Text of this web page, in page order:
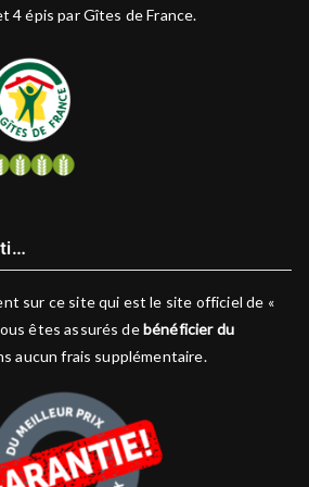
4 épis par Gîtes de France.
sur ce site qui est le site officiel de «
êtes assurés debénéficier du
aucun frais supplémentaire.